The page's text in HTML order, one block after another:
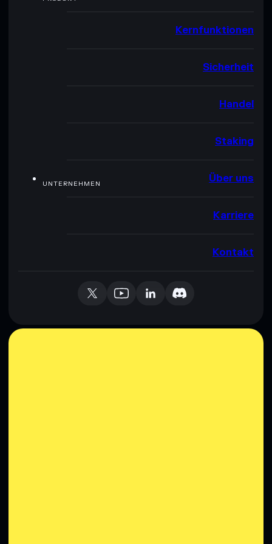
Kernfunktionen
Sicherheit
Handel
Staking
UNTERNEHMEN Über uns
Karriere
Kontakt